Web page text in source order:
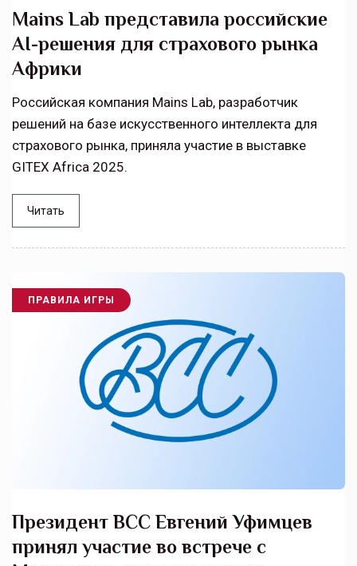
Mains Lab представила российские
AI-решения для страхового рынка
Африки
Российская компания Mains Lab, разработчик
решений на базе искусственного интеллекта для
страхового рынка, приняла участие в выставке
GITEX Africa 2025.
Читать
ПРАВИЛА ИГРЫ
Президент ВСС Евгений Уфимцев
принял участие во встрече с